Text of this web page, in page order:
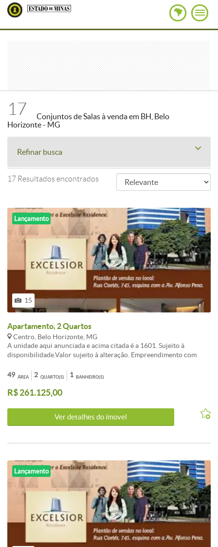
17
Conjuntos de Salas à venda em BH, Belo
Horizonte - MG
Refinar busca
17 Resultados encontrados
Lançamento
15
Apartamento, 2 Quartos
Centro, Belo Horizonte, MG
A unidade aqui anunciada e acima citada é a 1601. Sujeito à
disponibilidade.Valor sujeito à alteração. Empreendimento com
posicionamentos diversos.Serão entregues com vãos livres, sem
divisões internas, exceto banheiro.Visite no local os apartamentos
decorados.
ÁREA
49 QUARTO(S)
2 BANHEIRO(S)
1
R$ 261.125,00
Ver detalhes do ímovel
Lançamento